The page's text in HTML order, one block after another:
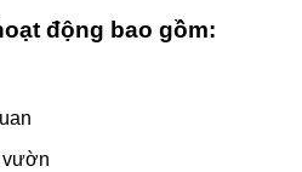
động bao gồm:
vườn